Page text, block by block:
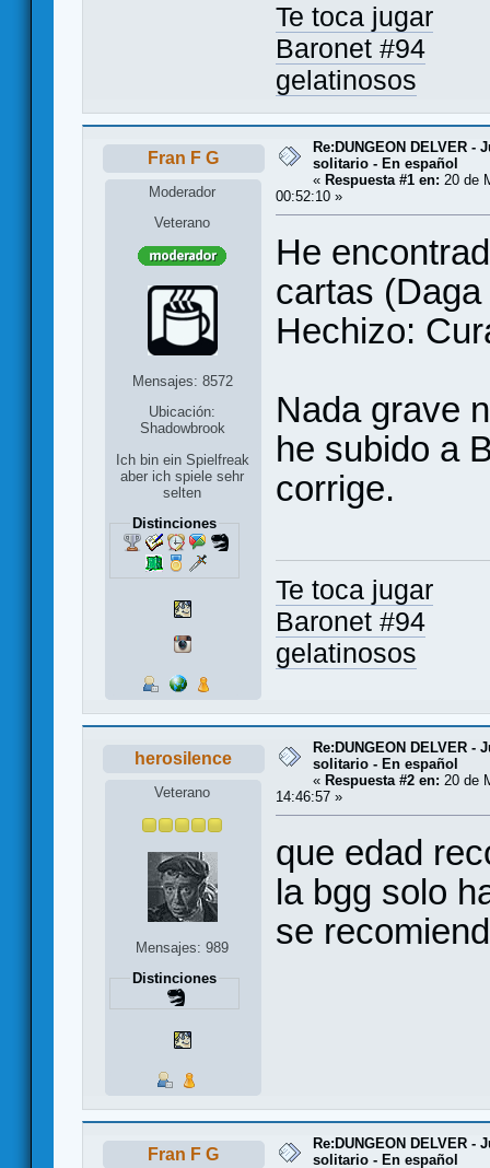
Te toca jugar
Baronet #94
gelatinosos
Fran F G
Moderador
Veterano
Mensajes: 8572
Ubicación:
Shadowbrook
Ich bin ein Spielfreak
aber ich spiele sehr
selten
Distinciones
Re:DUNGEON DELVER -
solitario - En español
« Respuesta #1 en: 20 de
00:52:10 »
He
cartas
Hechizo:
Nada grave
he subido a
corrige.
Te toca jugar
Baronet #94
gelatinosos
herosilence
Veterano
Mensajes: 989
Distinciones
Re:DUNGEON DELVER -
solitario - En español
« Respuesta #2 en: 20 de
14:46:57 »
que edad
la bgg solo
se
Fran F G
Re:DUNGEON DELVER -
solitario - En español